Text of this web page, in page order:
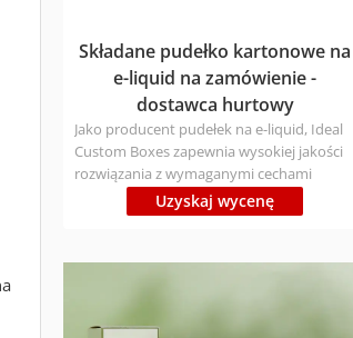
Składane pudełko kartonowe na
e-liquid na zamówienie -
dostawca hurtowy
Jako producent pudełek na e-liquid, Ideal
Custom Boxes zapewnia wysokiej jakości
rozwiązania z wymaganymi cechami
nowoczesnych opakowań. Rodzaj
materiału: Ekologiczne, posiadają
Próbka 1-3 dni; luzem 7-9 dni Czas wysyłki:
dni (różne kraje mają różne czasy) Cena:
skontaktuj się z nami, aby wysłać
Uzyskaj wycenę